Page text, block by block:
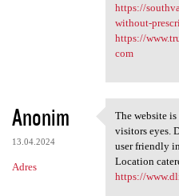
https://
without-
https://
com
Anonim
13.04.2024
Adres
The
The website
visitors eyes.
user friendly
Location
https://